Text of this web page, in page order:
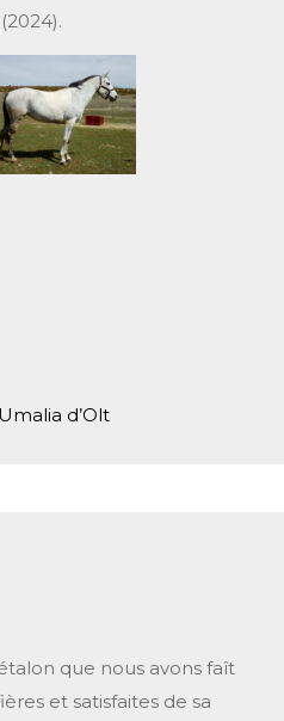
d’Olt
que nous avons faît
et satisfaites de sa